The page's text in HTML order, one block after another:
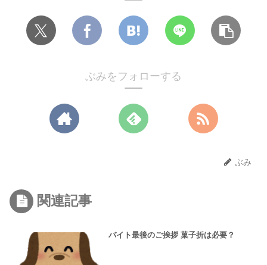
ぶみをフォローする
ぶみ
関連記事
バイト最後のご挨拶 菓子折は必要？